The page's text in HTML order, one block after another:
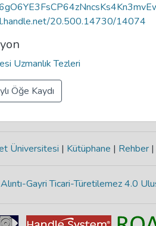
20.500.14730/14074
Uzmanlık Tezleri
Öğe Kaydı
Üniversitesi | Kütüphane | Rehber |
Gayri Ticari-Türetilemez 4.0